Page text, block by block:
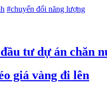
#chuyển đổi năng lượng
tư dự án chăn
giá vàng đi lên